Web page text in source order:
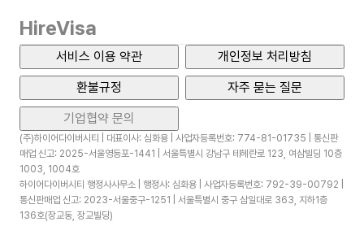
HireVisa
서비스 이용 약관
개인정보 처리방침
환불규정
자주 묻는 질문
기업협약 문의
(주)하이어다이버시티 | 대표이사: 심화용 | 사업자등록번호: 774-81-01735 | 통신판
매업 신고: 2025-서울영등포-1441 | 서울특별시 강남구 테헤란로 123, 여삼빌딩 10층
1003, 1004호
하이어다이버시티 행정사사무소 | 행정사: 심화용 | 사업자등록번호: 792-39-00792 |
통신판매업 신고: 2023-서울중구-1251 | 서울특별시 중구 삼일대로 363, 지하1층
136호(장교동, 장교빌딩)